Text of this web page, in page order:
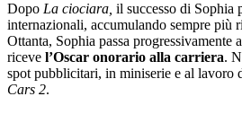
Dopo La ciociara, il successo di Sophia
internazionali, accumulando sempre più
Ottanta, Sophia passa
riceve l’Oscar onorario alla carriera.
spot pubblicitari, in miniserie e al lavoro
Cars 2.